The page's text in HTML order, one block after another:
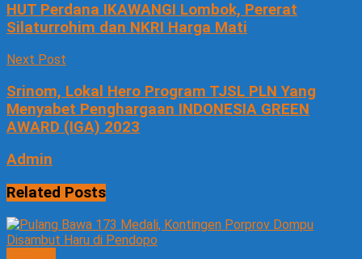
HUT Perdana IKAWANGI Lombok, Pererat
Silaturrohim dan NKRI Harga Mati
Next Post
Srinom, Lokal Hero Program TJSL PLN Yang
Menyabet Penghargaan INDONESIA GREEN
AWARD (IGA) 2023
Admin
Related Posts